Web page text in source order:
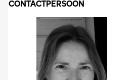
CONTACTPERSOON